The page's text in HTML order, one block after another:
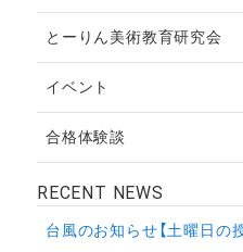
とーりん美術教育研究会
イベント
合格体験談
RECENT NEWS
台風のお知らせ【土曜日の